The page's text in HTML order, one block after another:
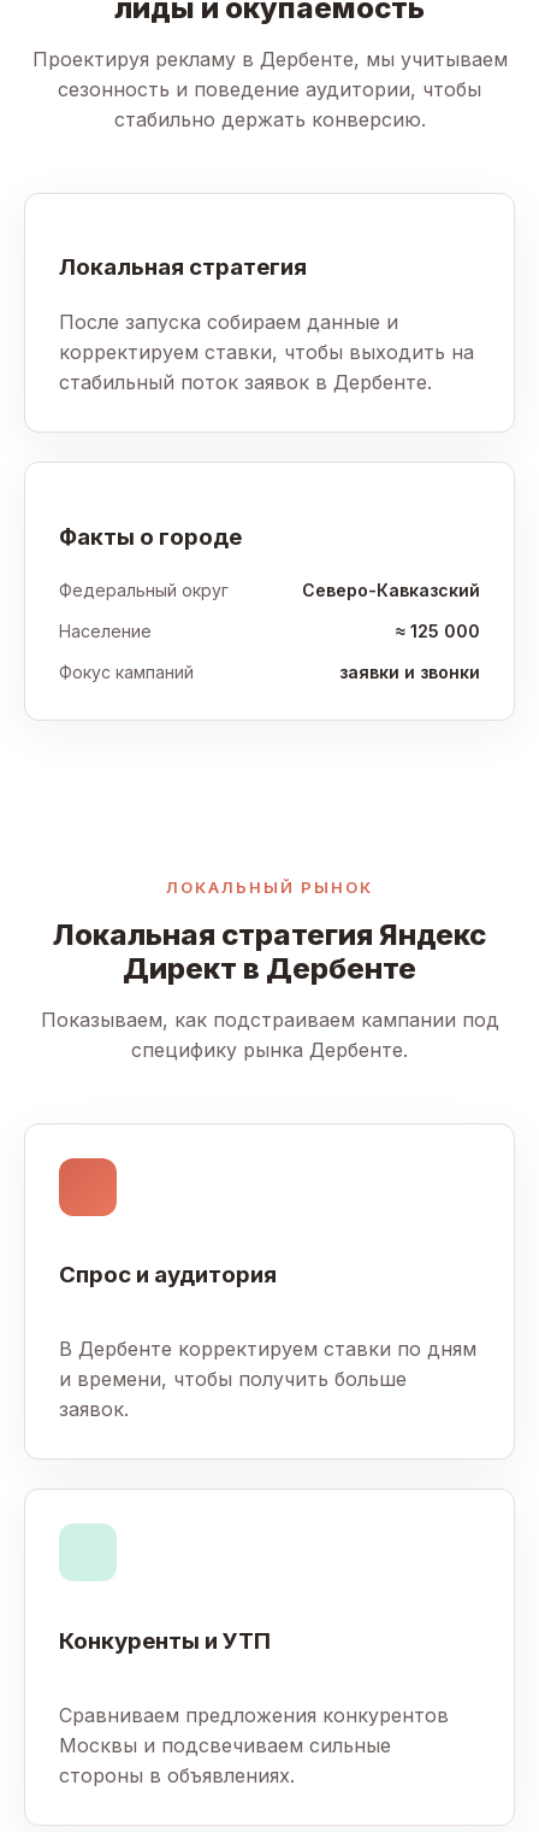
лиды и окупаемость
Проектируя рекламу в Дербенте, мы учитываем
сезонность и поведение аудитории, чтобы
стабильно держать конверсию.
Локальная стратегия
После запуска собираем данные и
корректируем ставки, чтобы выходить на
стабильный поток заявок в Дербенте.
Факты о городе
Федеральный округ
Северо-Кавказский
Население
≈ 125 000
Фокус кампаний
заявки и звонки
ЛОКАЛЬНЫЙ РЫНОК
Локальная стратегия Яндекс
Директ в Дербенте
Показываем, как подстраиваем кампании под
специфику рынка Дербенте.
Спрос и аудитория
В Дербенте корректируем ставки по дням
и времени, чтобы получить больше
заявок.
Конкуренты и УТП
Сравниваем предложения конкурентов
Москвы и подсвечиваем сильные
стороны в объявлениях.